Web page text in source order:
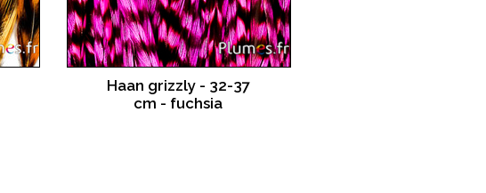
Haan grizzly - 32-37
cm - fuchsia